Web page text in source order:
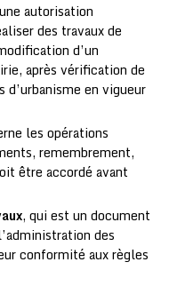
autorisation
des travaux de
d’un
après vérification de
en vigueur
les opérations
remembrement,
être accordé avant
, qui est un document
des
conformité aux règles